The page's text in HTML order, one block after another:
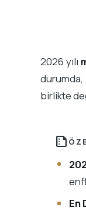
2026 yılı
birlikte
summarize
En